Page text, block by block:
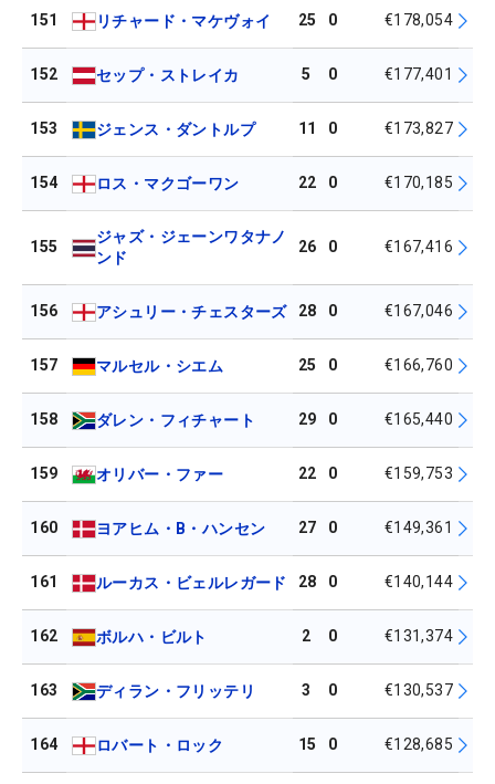
151 リチャード・マケヴォイ 25 0 €178,054
152 セップ・ストレイカ 5 0 €177,401
153 ジェンス・ダントルプ 11 0 €173,827
154 ロス・マクゴーワン 22 0 €170,185
155
ジャズ・ジェーンワタナノ
ンド
26 0 €167,416
156 アシュリー・チェスターズ 28 0 €167,046
157 マルセル・シエム 25 0 €166,760
158 ダレン・フィチャート 29 0 €165,440
159 オリバー・ファー 22 0 €159,753
160 ヨアヒム・B・ハンセン 27 0 €149,361
161 ルーカス・ビェルレガード 28 0 €140,144
162 ボルハ・ビルト 2 0 €131,374
163 ディラン・フリッテリ 3 0 €130,537
164 ロバート・ロック 15 0 €128,685